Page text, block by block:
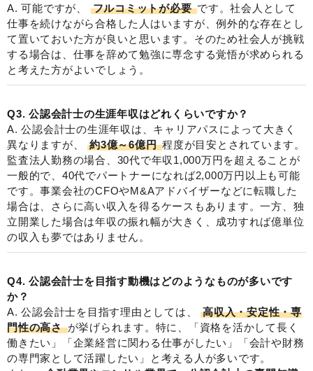
A. 可能ですが、
フルコミットが必要 です。社会人として
仕事を続けながら合格した人はいますが、例外的な存在とし
て置いておいた方が良いと思います。そのため社会人が挑戦
する場合は、仕事を辞めて勉強に専念する覚悟が求められる
と考えた方がよいでしょう。
Q3. 公認会計士の生涯年収はどれくらいですか？
A. 公認会計士の生涯年収は、キャリアパスによって大きく
異なりますが、
約3億～6億円程度が目安とされています。
監査法人勤務の場合、30代で年収1,000万円を超えることが
一般的で、40代でパートナーになれば2,000万円以上も可能
です。事業会社のCFOやM&Aアドバイザーなどに転職した
場合は、さらに高い収入を得るケースもあります。一方、独
立開業した場合は年収の振れ幅が大きく、成功すれば億単位
の収入も夢ではありません。
Q4. 公認会計士を目指す動機はどのようなものが多いです
か？
A. 公認会計士を目指す理由としては、
高収入・安定性・専
門性の高さが挙げられます。特に、「資格を活かして長く
働きたい」「企業経営に関わる仕事がしたい」「会計や財務
の専門家として活躍したい」と考える人が多いです。